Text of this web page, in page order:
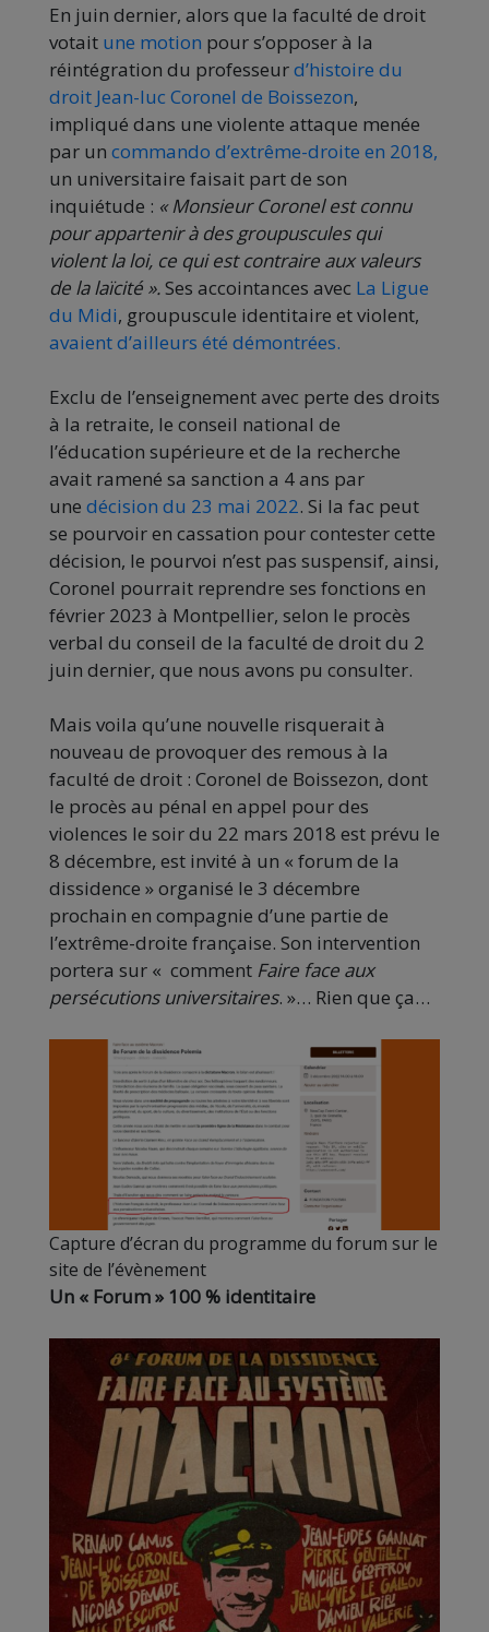
En juin dernier, alors que la faculté de droit
votait une motion pour s’opposer à la
réintégration du professeurd’histoire du
droit Jean-luc Coronel de Boissezon,
impliqué dans une violente attaque menée
par un commando d’extrême-droite en 2018,
un universitaire faisait part de son
inquiétude : « Monsieur Coronel est connu
pour appartenir à des groupuscules qui
violent la loi, ce qui est contraire aux valeurs
de la laïcité ».Ses accointances avec La Ligue
du Midi, groupuscule identitaire et violent,
avaient d’ailleurs été démontrées.
Exclu de l’enseignement avec perte des droits
à la retraite, le conseil national de
l’éducation supérieure et de la recherche
avait ramené sa sanction a 4 ans par
une décision du 23 mai 2022. Si la fac peut
se pourvoir en cassation pour contester cette
décision, le pourvoi n’est pas suspensif, ainsi,
Coronel pourrait reprendre ses fonctions en
février 2023 à Montpellier, selon le procès
verbal du conseil de la faculté de droit du 2
juin dernier, que nous avons pu consulter.
Mais voila qu’une nouvelle risquerait à
nouveau de provoquer des remous à la
faculté de droit : Coronel de Boissezon, dont
le procès au pénal en appel pour des
violences le soir du 22 mars 2018 est prévu le
8 décembre, est invité à un « forum de la
dissidence » organisé le 3 décembre
prochain en compagnie d’une partie de
l’extrême-droite française. Son intervention
portera sur « comment Faire face aux
persécutions universitaires. »… Rien que ça…
Capture d’écran du programme du forum sur le
site de l’évènement
Un « Forum » 100 % identitaire